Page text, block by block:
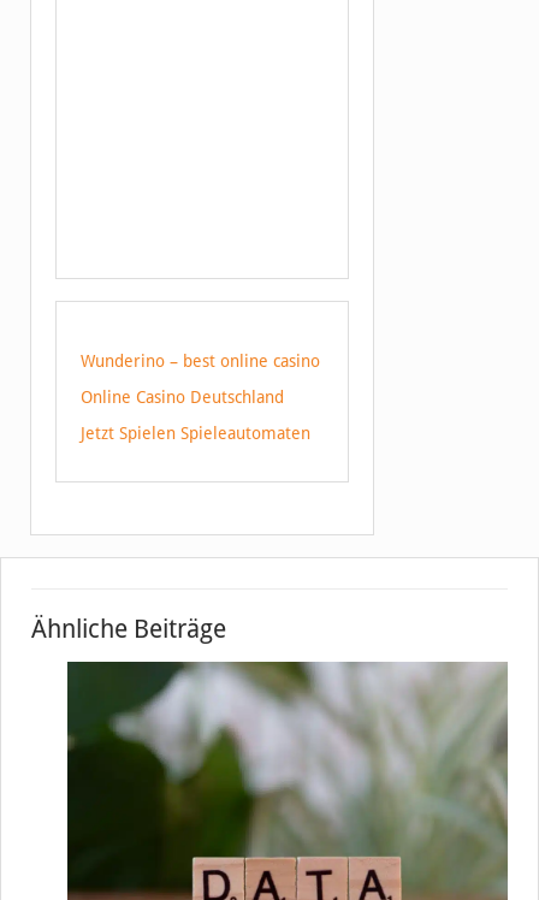
Wunderino – best online casino
Online Casino Deutschland
Jetzt Spielen Spieleautomaten
Ähnliche Beiträge